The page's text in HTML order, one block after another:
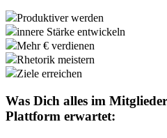
Produktiver werden
innere Stärke entwickeln
Mehr € verdienen
Rhetorik meistern
Ziele erreichen
Was Dich alles im
Plattform erwartet: